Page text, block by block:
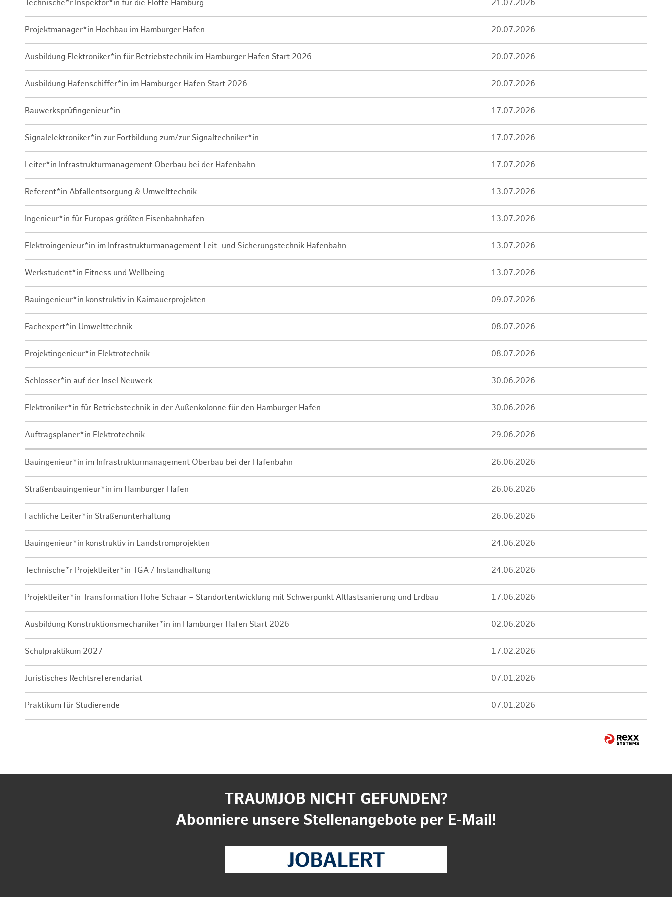
Technische*r Inspektor*in für die Flotte Hamburg 21.07.2026
Projektmanager*in Hochbau im Hamburger Hafen 20.07.2026
Ausbildung Elektroniker*in für Betriebstechnik im Hamburger Hafen Start 2026 20.07.2026
Ausbildung Hafenschiffer*in im Hamburger Hafen Start 2026 20.07.2026
Bauwerksprüfingenieur*in 17.07.2026
Signalelektroniker*in zur Fortbildung zum/zur Signaltechniker*in 17.07.2026
Leiter*in Infrastrukturmanagement Oberbau bei der Hafenbahn 17.07.2026
Referent*in Abfallentsorgung & Umwelttechnik 13.07.2026
Ingenieur*in für Europas größten Eisenbahnhafen 13.07.2026
Elektroingenieur*in im Infrastrukturmanagement Leit- und Sicherungstechnik Hafenbahn 13.07.2026
Werkstudent*in Fitness und Wellbeing 13.07.2026
Bauingenieur*in konstruktiv in Kaimauerprojekten 09.07.2026
Fachexpert*in Umwelttechnik 08.07.2026
Projektingenieur*in Elektrotechnik 08.07.2026
Schlosser*in auf der Insel Neuwerk 30.06.2026
Elektroniker*in für Betriebstechnik in der Außenkolonne für den Hamburger Hafen 30.06.2026
Auftragsplaner*in Elektrotechnik 29.06.2026
Bauingenieur*in im Infrastrukturmanagement Oberbau bei der Hafenbahn 26.06.2026
Straßenbauingenieur*in im Hamburger Hafen 26.06.2026
Fachliche Leiter*in Straßenunterhaltung 26.06.2026
Bauingenieur*in konstruktiv in Landstromprojekten 24.06.2026
Technische*r Projektleiter*in TGA / Instandhaltung 24.06.2026
Projektleiter*in Transformation Hohe Schaar – Standortentwicklung mit Schwerpunkt Altlastsanierung und Erdbau 17.06.2026
Ausbildung Konstruktionsmechaniker*in im Hamburger Hafen Start 2026 02.06.2026
Schulpraktikum 2027 17.02.2026
Juristisches Rechtsreferendariat 07.01.2026
Praktikum für Studierende 07.01.2026
TRAUMJOB NICHT GEFUNDEN?
Abonniere unsere Stellenangebote per E-Mail!